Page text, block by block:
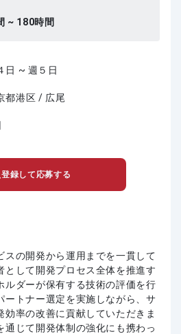
~ 180時間
日 ~ 週５日
都港区 / 広尾
録して応募する
スの開発から運用までを一貫して
として開発プロセス全体を推進す
ルダーが保有する技術の評価を行
ートナー選定を実施しながら、サ
効率の改善に貢献していただきま
通じて開発体制の強化にも携わっ